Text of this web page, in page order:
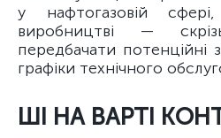
у нафтогазовій сфері,
виробництві —
передбачати потенційні
графіки технічного
ШІ НА ВАРТІ